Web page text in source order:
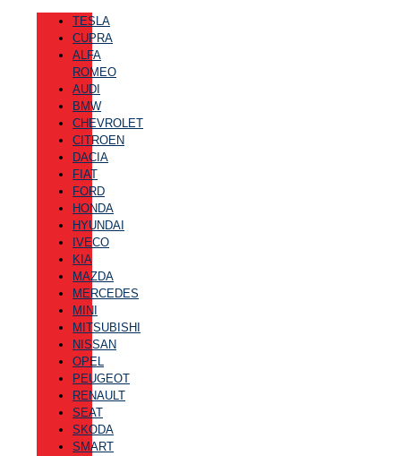
TESLA
CUPRA
ALFA
ROMEO
AUDI
BMW
CHEVROLET
CITROEN
DACIA
FIAT
FORD
HONDA
HYUNDAI
IVECO
KIA
MAZDA
MERCEDES
MINI
MITSUBISHI
NISSAN
OPEL
PEUGEOT
RENAULT
SEAT
SKODA
SMART